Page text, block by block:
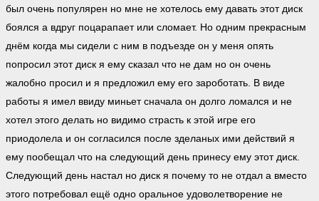
был очень популярен но мне не хотелось ему давать этот диск
боялся а вдруг поцарапает или сломает. Но одним прекрасным
днём когда мы сидели с ним в подъезде он у меня опять
попросил этот диск я ему сказал что не дам но он очень
жалобно просил и я предложил ему его зароботать. В виде
работы я имел ввиду миньет сначала он долго ломался и не
хотел этого делать но видимо страсть к этой игре его
приодолела и он согласился после зделаных ими действий я
ему пообещал что на следующий день принесу ему этот диск.
Следующий день настал но диск я почему то не отдал а вместо
этого потребовал ещё одно оральное удоволетворение не